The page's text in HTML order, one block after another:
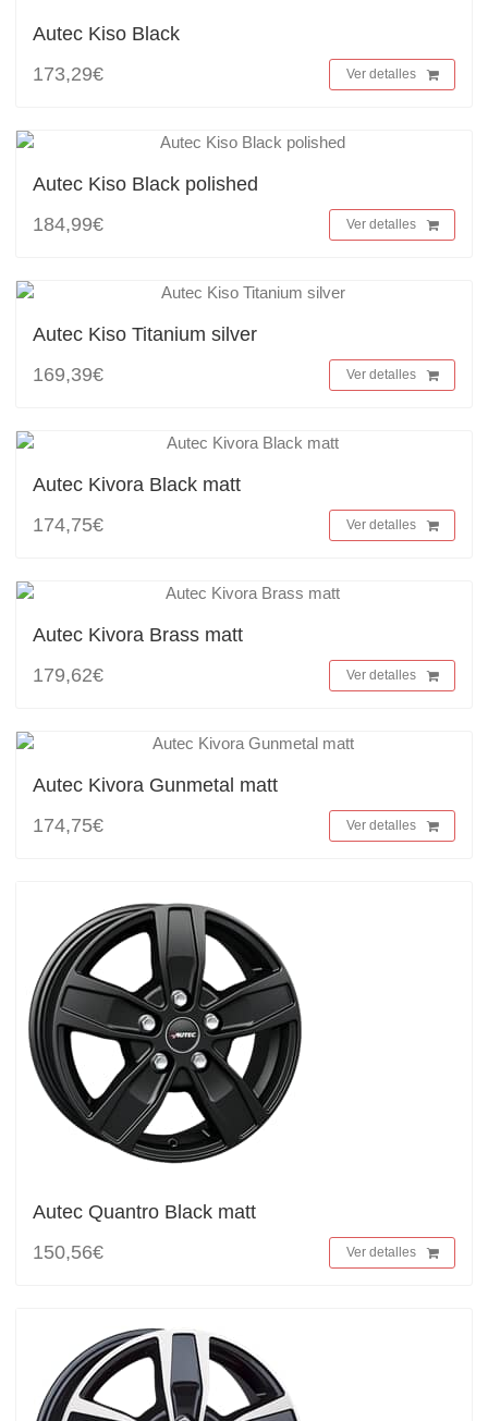
Autec Kiso Black
173,29€
Ver detalles
Autec Kiso Black polished
184,99€
Ver detalles
Autec Kiso Titanium silver
169,39€
Ver detalles
Autec Kivora Black matt
174,75€
Ver detalles
Autec Kivora Brass matt
179,62€
Ver detalles
Autec Kivora Gunmetal matt
174,75€
Ver detalles
Autec Quantro Black matt
150,56€
Ver detalles